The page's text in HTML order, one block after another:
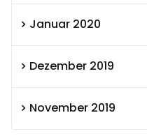
Januar 2020
Dezember 2019
November 2019